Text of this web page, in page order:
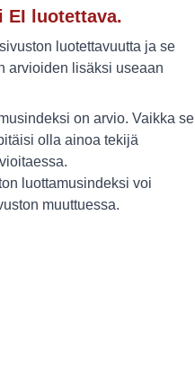
EI luotettava.
luotettavuutta ja se
arvioiden lisäksi useaan
on arvio. Vaikka se
olla ainoa tekijä
luottamusindeksi voi
muuttuessa.